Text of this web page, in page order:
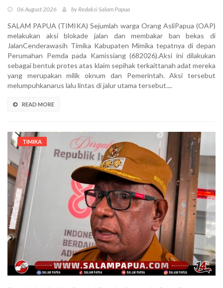
06 August 2026 by Redaksi Salam Papua
SALAM PAPUA (TIMIKA) Sejumlah warga Orang AsliPapua (OAP)
melakukan aksi blokade jalan dan membakar ban bekas di
JalanCenderawasih Timika Kabupaten Mimika tepatnya di depan
Perumahan Pemda pada Kamissiang (682026).Aksi ini dilakukan
sebagai bentuk protes atas klaim sepihak terkaittanah adat mereka
yang merupakan milik oknum dan Pemerintah. Aksi tersebut
melumpuhkanarus lalu lintas di jalur utama tersebut....
READ MORE
TIMIKA